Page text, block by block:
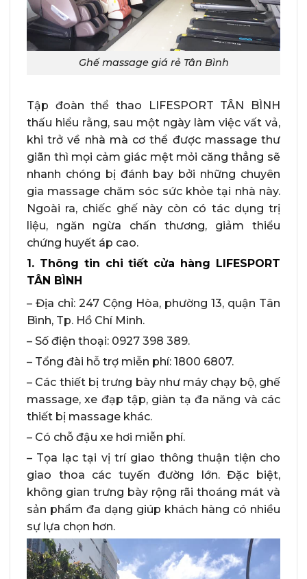
Ghế massage giá rẻ Tân Bình
Tập đoàn thể thao LIFESPORT TÂN BÌNH
thấu hiểu rằng, sau một ngày làm việc vất vả,
khi trở về nhà mà cơ thể được massage thư
giãn thì mọi cảm giác mệt mỏi căng thẳng sẽ
nhanh chóng bị đánh bay bởi những chuyên
gia massage chăm sóc sức khỏe tại nhà này.
Ngoài ra, chiếc ghế này còn có tác dụng trị
liệu, ngăn ngừa chấn thương, giảm thiểu
chứng huyết áp cao.
1. Thông tin chi tiết cửa hàng LIFESPORT
TÂN BÌNH
– Địa chỉ: 247 Cộng Hòa, phường 13, quận Tân
Bình, Tp. Hồ Chí Minh.
– Số điện thoại: 0927 398 389.
– Tổng đài hỗ trợ miễn phí: 1800 6807.
– Các thiết bị trưng bày như máy chạy bộ, ghế
massage, xe đạp tập, giàn tạ đa năng và các
thiết bị massage khác.
– Có chỗ đậu xe hơi miễn phí.
– Tọa lạc tại vị trí giao thông thuận tiện cho
giao thoa các tuyến đường lớn. Đặc biệt,
không gian trưng bày rộng rãi thoáng mát và
sản phẩm đa dạng giúp khách hàng có nhiều
sự lựa chọn hơn.